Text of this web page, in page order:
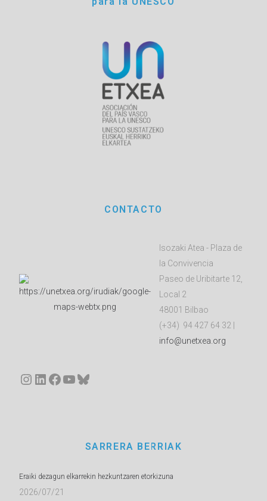
CONTACTO
Isozaki Atea - Plaza de
la Convivencia
Paseo de Uribitarte 12,
Local 2
48001 Bilbao
(+34) 94 427 64 32 |
info@unetxea.org
Instagram
LinkedIn
Facebook
YouTube
Bluesky
SARRERA BERRIAK
Eraiki dezagun elkarrekin hezkuntzaren etorkizuna
2026/07/21